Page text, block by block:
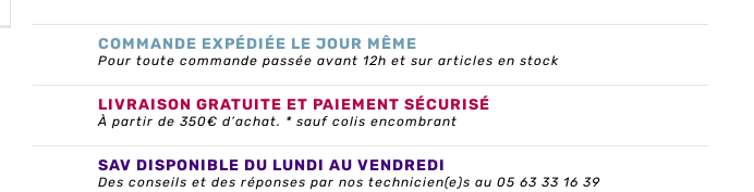
COMMANDE EXPÉDIÉE LE JOUR MÊME
Pour toute commande passée avant 12h et sur articles en stock
LIVRAISON GRATUITE ET PAIEMENT SÉCURISÉ
À partir de 350€ d’achat. * sauf colis encombrant
SAV DISPONIBLE DU LUNDI AU VENDREDI
Des conseils et des réponses par nos technicien(e)s au 05 63 33 16 39